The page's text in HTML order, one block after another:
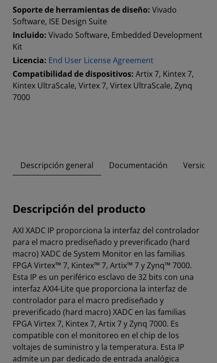
Soporte de herramientas de diseño: Vivado
Software, ISE Design Suite
Incluido: Vivado Software, Embedded Development
Kit
Licencia: End User License Agreement
Compatibilidad de dispositivos: Artix 7, Kintex 7,
Kintex UltraScale, Virtex 7, Virtex UltraScale, Zynq
7000
Descripción general Documentación
Descripción del producto
AXI XADC IP proporciona la interfaz del controlador
para el macro prediseñado y preverificado (hard
macro) XADC de System Monitor en las familias
FPGA Virtex™ 7, Kintex™ 7, Artix™ 7 y Zynq™ 7000.
Esta IP es un periférico esclavo de 32 bits con una
interfaz AXI4-Lite que proporciona la interfaz de
controlador para el macro prediseñado y
preverificado (hard macro) XADC en las familias
FPGA Virtex 7, Kintex 7, Artix 7 y Zynq 7000. Es
compatible con el monitoreo en el chip de los
voltajes de suministro y la temperatura. Esta IP
admite un par dedicado de entrada analógica